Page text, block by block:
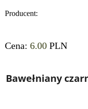
Producent:
Cena: 6.00 PLN
Bawełniany